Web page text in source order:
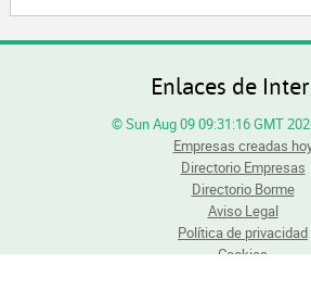
Enlaces de
© Sun Aug 09 09:31:16 GMT
Empresas creadas
Directorio Empresas
Directorio Borme
Aviso Legal
Política de privacidad
Cookies